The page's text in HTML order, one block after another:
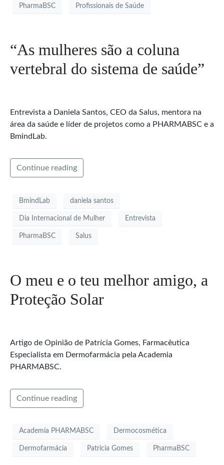
PharmaBSC Profissionais de Saúde
“As mulheres são a coluna
vertebral do sistema de saúde”
Entrevista a Daniela Santos, CEO da Salus, mentora na
área da saúde e líder de projetos como a PHARMABSC e a
BmindLab.
Continue reading
BmindLab daniela santos
Dia Internacional de Mulher Entrevista
PharmaBSC Salus
O meu e o teu melhor amigo, a
Proteção Solar
Artigo de Opinião de Patrícia Gomes, Farmacêutica
Especialista em Dermofarmácia pela Academia
PHARMABSC.
Continue reading
Academia PHARMABSC Dermocosmética
Dermofarmácia Patricia Gomes PharmaBSC